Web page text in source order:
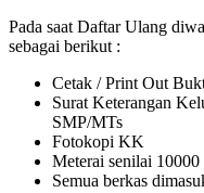
Pada saat Daftar Ulang
sebagai berikut :
Cetak / Print Out
Surat Keterangan
SMP/MTs
Fotokopi KK
Meterai senilai
Semua berkas